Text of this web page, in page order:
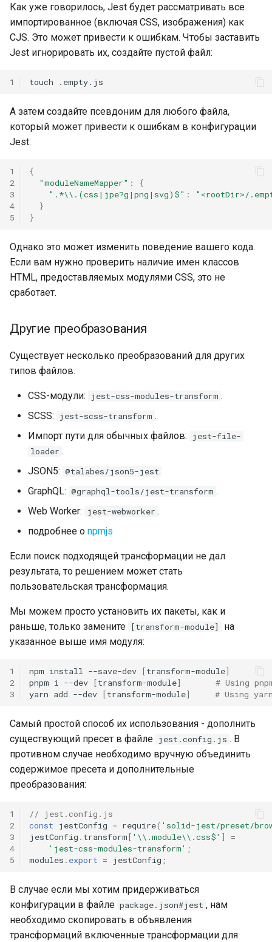
Как уже говорилось, Jest будет рассматривать все
импортированное (включая CSS, изображения) как
CJS. Это может привести к ошибкам. Чтобы заставить
Jest игнорировать их, создайте пустой файл:
1 touch
А затем создайте псевдоним для любого файла,
который может привести к ошибкам в конфигурации
Jest:
1
2
3
4
5
{
"moduleNameMapper" :
{
".*\\.(css|jpe?g|png|svg)$" :
"<rootDir>/
}
}
Однако это может изменить поведение вашего кода.
Если вам нужно проверить наличие имен классов
HTML, предоставляемых модулями CSS, это не
сработает.
Другие преобразования
Существует несколько преобразований для других
типов файлов.
CSS-модули: jest-css-modules-transform .
SCSS:
jest-scss-transform .
Импорт пути для обычных файлов:
jest-file-
loader .
JSON5: @talabes/json5-jest
GraphQL: @graphql-tools/jest-transform .
Web Worker:
jest-webworker .
подробнее о npmjs
Если поиск подходящей трансформации не дал
результата, то решением может стать
пользовательская трансформация.
Мы можем просто установить их пакеты, как и
раньше, только замените [transform-module]
на
указанное выше имя модуля:
1
2
3
npm install --save-dev [transform-module]
pnpm i --dev [transform-module]
# Using
yarn add --dev [transform-module] # Using
Самый простой способ их использования - дополнить
существующий пресет в файле jest.config.js . В
противном случае необходимо вручную объединить
содержимое пресета и дополнительные
преобразования:
1
2
3
4
5
// jest.config.js
const
jestConfig = require( 'solid-jest/preset/
jestConfig . transform[ '\\.module\\.css$' ]
=
'jest-css-modules-transform' ;
modules . export = jestConfig ;
В случае если мы хотим придерживаться
конфигурации в файле package.json#jest , нам
необходимо скопировать в объявления
трансформаций включенные трансформации для